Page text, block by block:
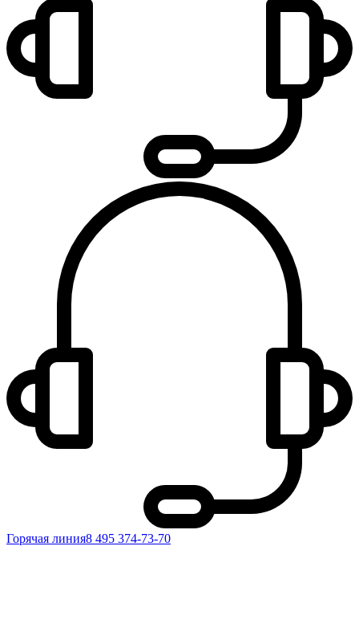
Горячая линия8 495 374-73-70